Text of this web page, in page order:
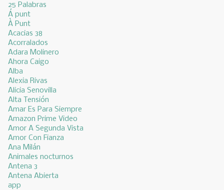
25 Palabras
Á punt
À Punt
Acacias 38
Acorralados
Adara Molinero
Ahora Caigo
Alba
Alexia Rivas
Alicia Senovilla
Alta Tensión
Amar Es Para Siempre
Amazon Prime Video
Amor A Segunda Vista
Amor Con Fianza
Ana Milán
Animales nocturnos
Antena 3
Antena Abierta
app